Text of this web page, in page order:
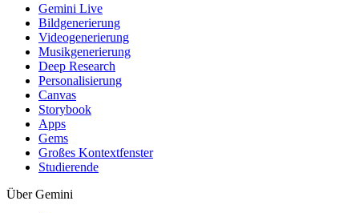
Gemini Live
Bildgenerierung
Videogenerierung
Musikgenerierung
Deep Research
Personalisierung
Canvas
Storybook
Apps
Gems
Großes Kontextfenster
Studierende
Über Gemini